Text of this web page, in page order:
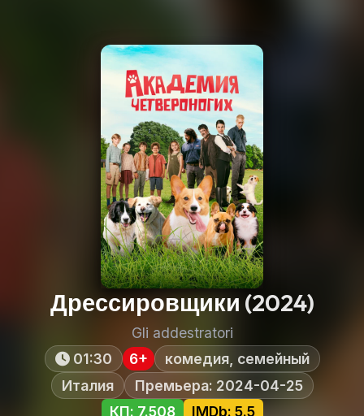
Дрессировщики (2024)
Gli addestratori
01:30
6+
комедия, семейный
Италия
Премьера: 2024-04-25
КП: 7.508
IMDb: 5.5